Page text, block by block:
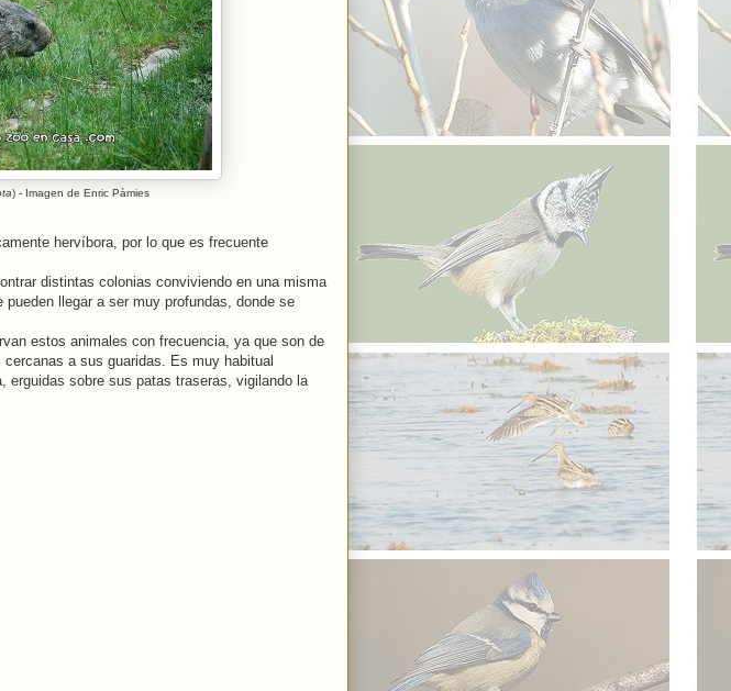
) - Imagen de Enric Pàmies
hervíbora, por lo que es frecuente
distintas colonias conviviendo en una misma
llegar a ser muy profundas, donde se
estos animales con frecuencia, ya que son de
a sus guaridas. Es muy habitual
erguidas sobre sus patas traseras, vigilando la